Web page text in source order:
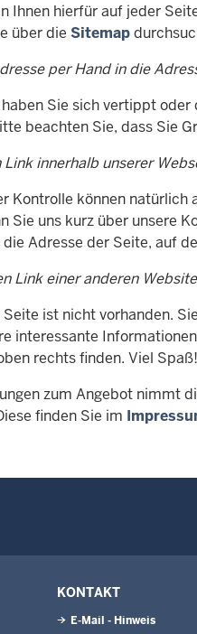
Ihnen hierfür auf jeder
über die Sitemap
per Hand in die
Sie sich vertippt
beachten Sie, dass Sie
Link innerhalb unserer
Kontrolle können natürlich
Sie uns kurz über unsere
Adresse der Seite, auf
Link einer anderen
Seite ist nicht vorhanden.
interessante
rechts finden. Viel Spaß!
zum Angebot nimmt
finden Sie im
KONTAKT
E-Mail - Hinweis